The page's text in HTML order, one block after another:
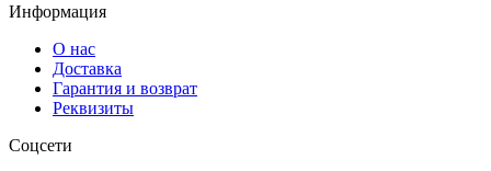
Информация
О нас
Доставка
Гарантия и возврат
Реквизиты
Соцсети